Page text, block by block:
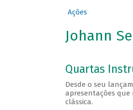
Ações
Johann
Quartas
Desde o seu
apresentações
clássica.